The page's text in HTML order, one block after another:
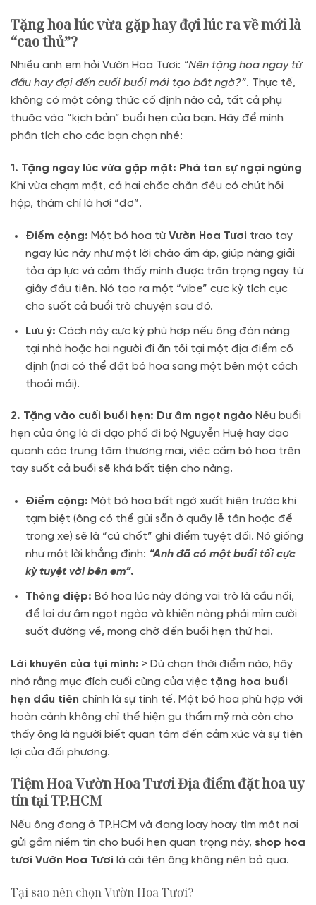
Tặng hoa lúc vừa gặp hay đợi lúc ra về mới là
“cao thủ”?
Nhiều anh em hỏi Vườn Hoa Tươi: “Nên tặng hoa ngay từ
đầu hay đợi đến cuối buổi mới tạo bất ngờ?”. Thực tế,
không có một công thức cố định nào cả, tất cả phụ
thuộc vào “kịch bản” buổi hẹn của bạn. Hãy để mình
phân tích cho các bạn chọn nhé:
1. Tặng ngay lúc vừa gặp mặt: Phá tan sự ngại ngùng
Khi vừa chạm mặt, cả hai chắc chắn đều có chút hồi
hộp, thậm chí là hơi “đơ”.
Điểm cộng: Một bó hoa từVườn Hoa Tươi trao tay
ngay lúc này như một lời chào ấm áp, giúp nàng giải
tỏa áp lực và cảm thấy mình được trân trọng ngay từ
giây đầu tiên. Nó tạo ra một “vibe” cực kỳ tích cực
cho suốt cả buổi trò chuyện sau đó.
Lưu ý: Cách này cực kỳ phù hợp nếu ông đón nàng
tại nhà hoặc hai người đi ăn tối tại một địa điểm cố
định (nơi có thể đặt bó hoa sang một bên một cách
thoải mái).
2. Tặng vào cuối buổi hẹn: Dư âm ngọt ngào Nếu buổi
hẹn của ông là đi dạo phố đi bộ Nguyễn Huệ hay dạo
quanh các trung tâm thương mại, việc cầm bó hoa trên
tay suốt cả buổi sẽ khá bất tiện cho nàng.
Điểm cộng: Một bó hoa bất ngờ xuất hiện trước khi
tạm biệt (ông có thể gửi sẵn ở quầy lễ tân hoặc để
trong xe) sẽ là “cú chốt” ghi điểm tuyệt đối. Nó giống
như một lời khẳng định: “Anh đã có một buổi tối cực
kỳ tuyệt vời bên em”.
Thông điệp: Bó hoa lúc này đóng vai trò là cầu nối,
để lại dư âm ngọt ngào và khiến nàng phải mỉm cười
suốt đường về, mong chờ đến buổi hẹn thứ hai.
Lời khuyên của tụi mình: > Dù chọn thời điểm nào, hãy
nhớ rằng mục đích cuối cùng của việc tặng hoa buổi
hẹn đầu tiên chính là sự tinh tế. Một bó hoa phù hợp với
hoàn cảnh không chỉ thể hiện gu thẩm mỹ mà còn cho
thấy ông là người biết quan tâm đến cảm xúc và sự tiện
lợi của đối phương.
Tiệm Hoa Vườn Hoa Tươi Địa điểm đặt hoa uy
tín tại TP.HCM
Nếu ông đang ở TP.HCM và đang loay hoay tìm một nơi
gửi gắm niềm tin cho buổi hẹn quan trọng này, shop hoa
tươi Vườn Hoa Tươi là cái tên ông không nên bỏ qua.
Tại sao nên chọn Vườn Hoa Tươi?